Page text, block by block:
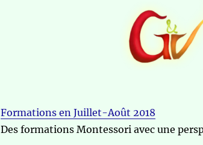
Formations en Juillet-Août 2018
Des formations Montessori avec une